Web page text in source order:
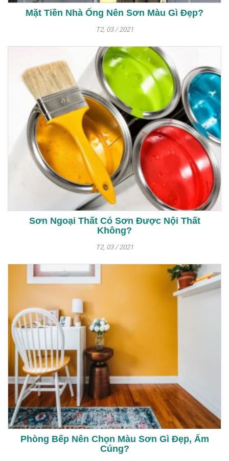
Mặt Tiền Nhà Ống Nên Sơn Màu Gì Đẹp?
T2, 03 / 2021
Sơn Ngoại Thất Có Sơn Được Nội Thất
Không?
T2, 03 / 2021
Phòng Bếp Nên Chọn Màu Sơn Gì Đẹp, Ấm
Cúng?